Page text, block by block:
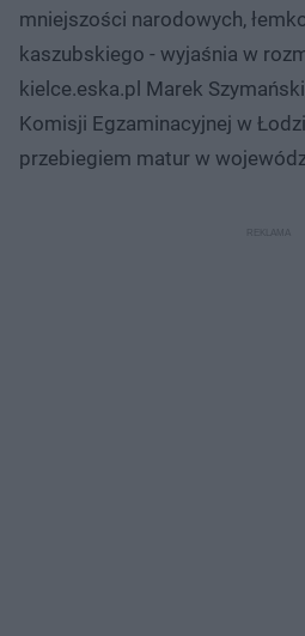
mniejszości narodowych,
kaszubskiego - wyjaśnia w
kielce.eska.pl Marek
Komisji Egzaminacyjnej w
przebiegiem matur w